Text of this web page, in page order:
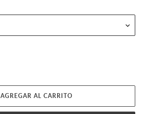
AGREGAR AL CARRITO